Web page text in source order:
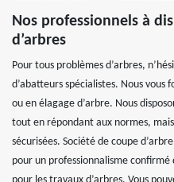
Nos professionnels à
d’arbres
Pour tous problèmes d’arbres,
d’abatteurs spécialistes. Nous vous
ou en élagage d’arbre. Nous
tout en répondant aux normes,
sécurisées. Société de coupe
pour un professionnalisme